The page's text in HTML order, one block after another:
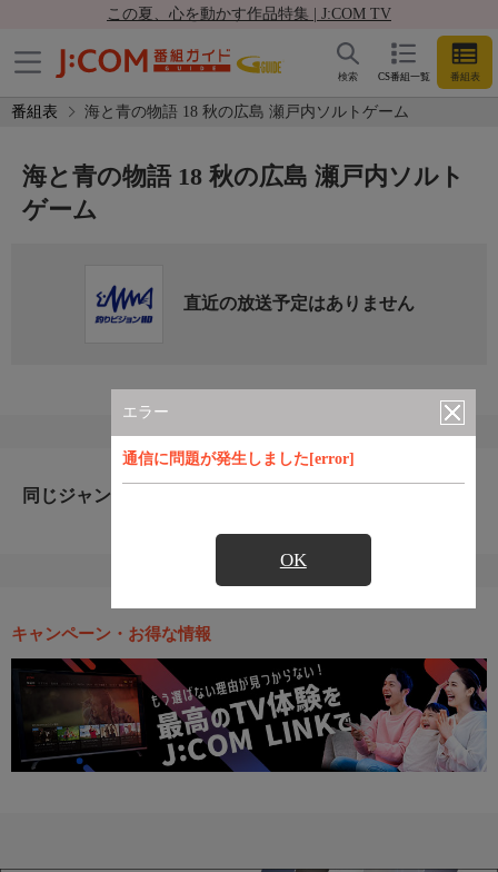
この夏、心を動かす作品特集 | J:COM TV
CS番組一覧 番組表
検索
番組表 海と青の物語 18 秋の広島 瀬戸内ソルトゲーム
エラー
通信に問題が発生しました[error]
OK
海と青の物語 18 秋の広島 瀬戸内ソルト
ゲーム
直近の放送予定はありません
同じジャンルのおすすめ番組
キャンペーン・お得な情報